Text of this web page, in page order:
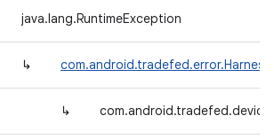
java.lang.RuntimeException
↳
↳